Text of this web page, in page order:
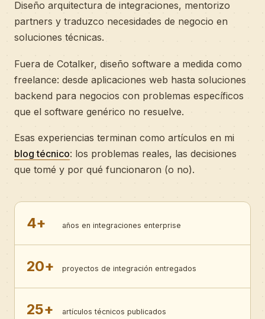
Diseño arquitectura de integraciones, mentorizo
partners y traduzco necesidades de negocio en
soluciones técnicas.
Fuera de Cotalker, diseño software a medida como
freelance: desde aplicaciones web hasta soluciones
backend para negocios con problemas específicos
que el software genérico no resuelve.
Esas experiencias terminan como artículos en mi
blog técnico: los problemas reales, las decisiones
que tomé y por qué funcionaron (o no).
4+ años en integraciones enterprise
20+ proyectos de integración entregados
25+ artículos técnicos publicados